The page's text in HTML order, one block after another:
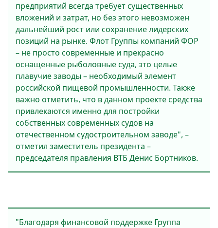
предприятий всегда требует существенных
вложений и затрат, но без этого невозможен
дальнейший рост или сохранение лидерских
позиций на рынке. Флот Группы компаний ФОР
– не просто современные и прекрасно
оснащенные рыболовные суда, это целые
плавучие заводы – необходимый элемент
российской пищевой промышленности. Также
важно отметить, что в данном проекте средства
привлекаются именно для постройки
собственных современных судов на
отечественном судостроительном заводе", –
отметил заместитель президента –
председателя правления ВТБ Денис Бортников.
"Благодаря финансовой поддержке Группа